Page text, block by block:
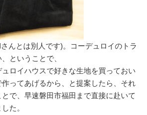
んとは別人です)。コーデュロイのトラ
ということで、
ロイハウスで好きな生地を買っておい
ってあげるから、と提案したら、それ
で、早速磐田市福田まで直接に赴いて
た。